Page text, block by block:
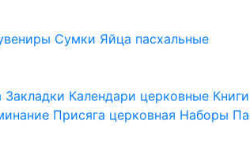
Сумки Яйца пасхальные
Закладки Календари церковные Книги
Присяга церковная Наборы